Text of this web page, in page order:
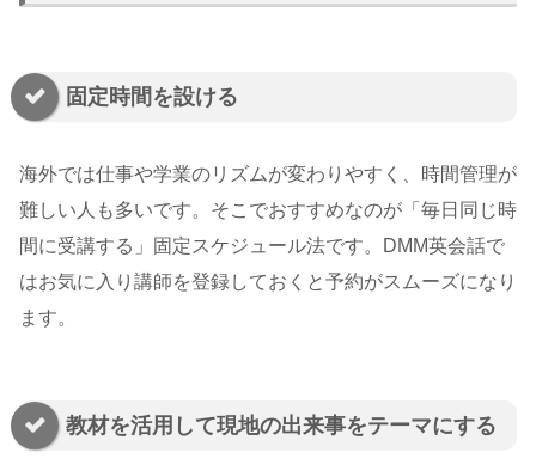
固定時間を設ける
海外では仕事や学業のリズムが変わりやすく、時間管理が
難しい人も多いです。そこでおすすめなのが「毎日同じ時
間に受講する」固定スケジュール法です。DMM英会話で
はお気に入り講師を登録しておくと予約がスムーズになり
ます。
教材を活用して現地の出来事をテーマにする